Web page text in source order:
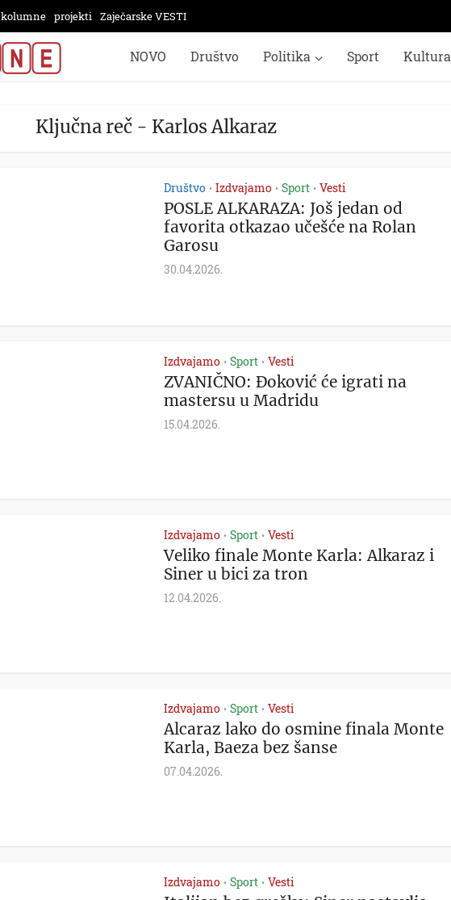
kolumne projekti Zaječarske VESTI
NOVO Društvo Politika Sport Kultura
Ključna reč - Karlos Alkaraz
Društvo • Izdvajamo • Sport • Vesti
POSLE ALKARAZA: Još jedan od
favorita otkazao učešće na Rolan
Garosu
30.04.2026.
Izdvajamo • Sport • Vesti
ZVANIČNO: Đoković će igrati na
mastersu u Madridu
15.04.2026.
Izdvajamo • Sport • Vesti
Veliko finale Monte Karla: Alkaraz i
Siner u bici za tron
12.04.2026.
Izdvajamo • Sport • Vesti
Alcaraz lako do osmine finala Monte
Karla, Baeza bez šanse
07.04.2026.
Izdvajamo • Sport • Vesti